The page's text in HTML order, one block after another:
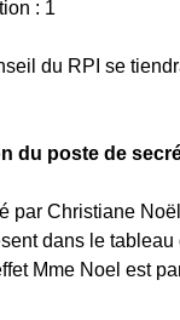
: 1
du RPI se
du poste de
par Christiane
dans le tableau
Mme Noel est